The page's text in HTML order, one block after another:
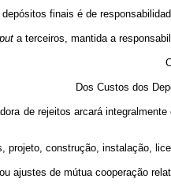
finais é de
a terceiros, mantida a
Dos Custos dos
de rejeitos arcará
construção, instalação,
ajustes de mútua cooperação